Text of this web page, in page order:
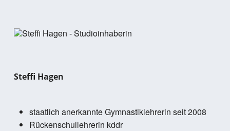
Steffi Hagen
staatlich anerkannte Gymnastiklehrerin seit 2008
Rückenschullehrerin kddr